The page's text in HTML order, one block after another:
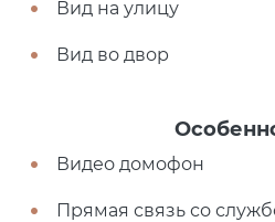
Вид на улицу
Вид во двор
Видео домофон
Прямая связь со